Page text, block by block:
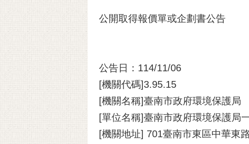
公開取得報價單或企劃書公告
公告日：114/11/06
[機關代碼]3.95.15
[機關名稱]臺南市政府環境保護局
[單位名稱]臺南市政府環境保護局
[機關地址] 701臺南市東區中華東